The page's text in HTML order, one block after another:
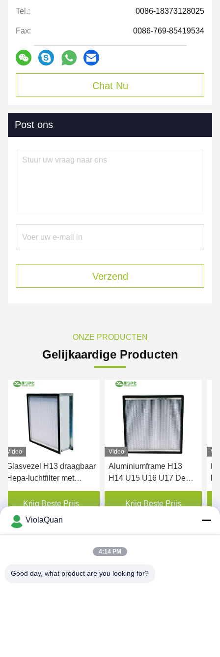
Tel.: 0086-18373128025
Fax: 0086-769-85419534
Chat Nu
Post ons
Verzend
ONZE PRODUCTEN
Gelijkaardige Producten
Video
Glasvezel H13 draagbaar
Hepa-luchtfilter met
aluminium frame
papierseparator
Krijg Beste Prijs
Video
Aluminiumframe H13
H14 U15 U16 U17 Deep
Pleat Hepa Filter
Krijg Beste Prijs
ViolaQuan
4:14 PM
Good day, what product are you looking for?